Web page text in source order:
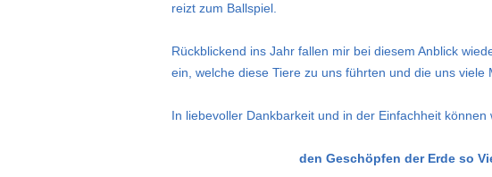
reizt zum Ballspiel.
Rückblickend ins Jahr fallen mir bei diesem Anblick
ein, welche diese Tiere zu uns führten und die uns viele
In liebevoller Dankbarkeit und in der Einfachheit können
den Geschöpfen der Erde so